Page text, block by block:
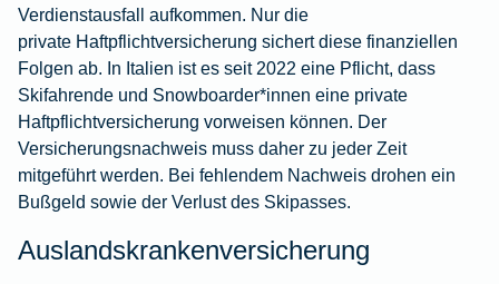
Verdienstausfall aufkommen. Nur die
private Haftpflichtversicherung sichert diese finanziellen
Folgen ab. In Italien ist es seit 2022 eine Pflicht, dass
Skifahrende und Snowboarder*innen eine private
Haftpflichtversicherung vorweisen können. Der
Versicherungsnachweis muss daher zu jeder Zeit
mitgeführt werden. Bei fehlendem Nachweis drohen ein
Bußgeld sowie der Verlust des Skipasses.
Auslandskrankenversicherung